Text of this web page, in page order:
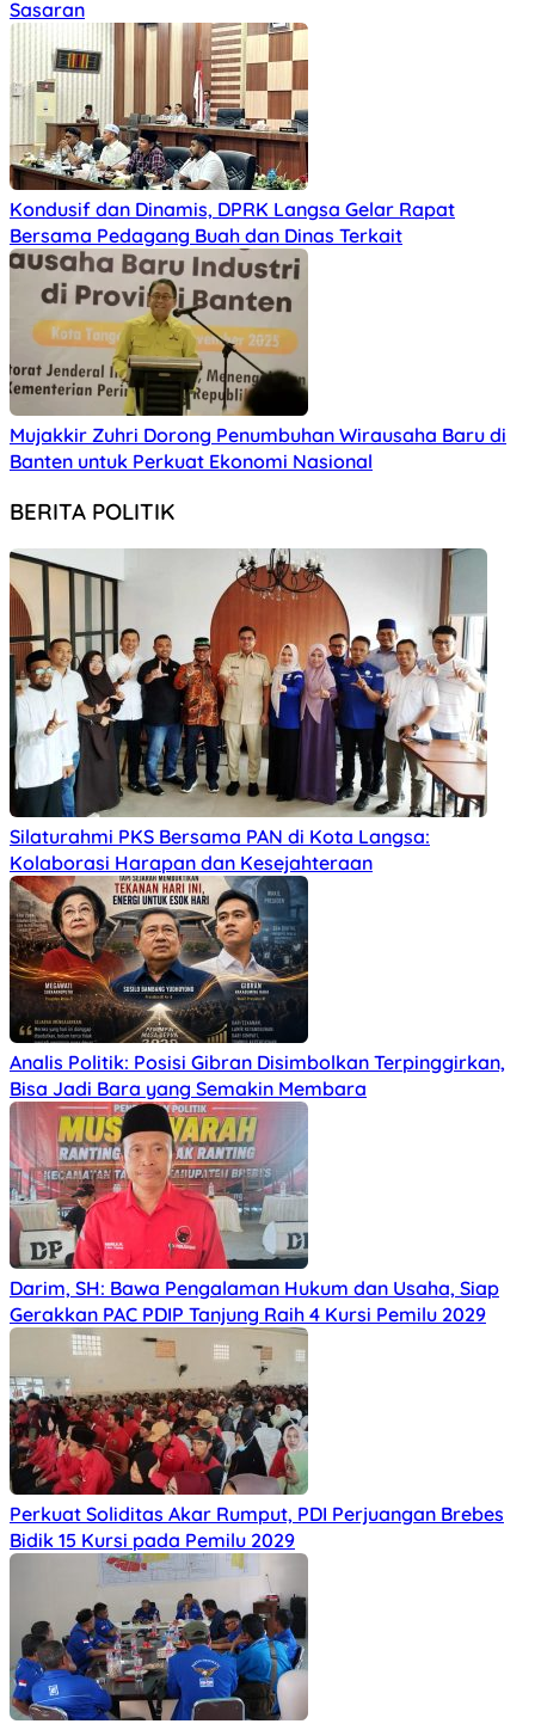
Sasaran
Kondusif dan Dinamis, DPRK Langsa Gelar Rapat
Bersama Pedagang Buah dan Dinas Terkait
Mujakkir Zuhri Dorong Penumbuhan Wirausaha Baru di
Banten untuk Perkuat Ekonomi Nasional
BERITA POLITIK
Silaturahmi PKS Bersama PAN di Kota Langsa:
Kolaborasi Harapan dan Kesejahteraan
Analis Politik: Posisi Gibran Disimbolkan Terpinggirkan,
Bisa Jadi Bara yang Semakin Membara
Darim, SH: Bawa Pengalaman Hukum dan Usaha, Siap
Gerakkan PAC PDIP Tanjung Raih 4 Kursi Pemilu 2029
Perkuat Soliditas Akar Rumput, PDI Perjuangan Brebes
Bidik 15 Kursi pada Pemilu 2029